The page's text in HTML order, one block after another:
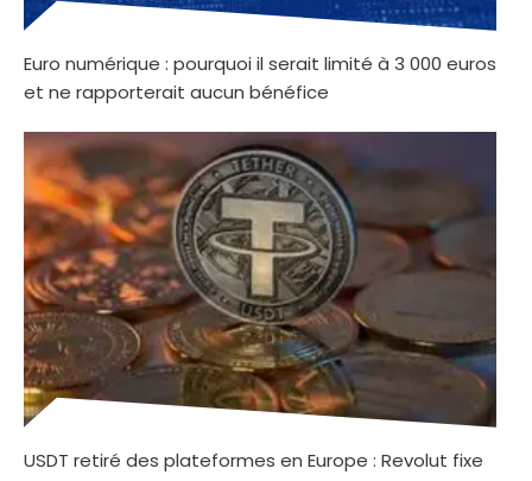
Euro numérique : pourquoi il serait limité à 3 000 euros
et ne rapporterait aucun bénéfice
USDT retiré des plateformes en Europe : Revolut fixe